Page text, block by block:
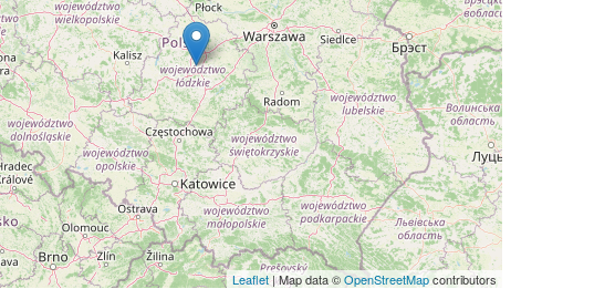
Leaflet| Map data ©OpenStreetMapcontributors